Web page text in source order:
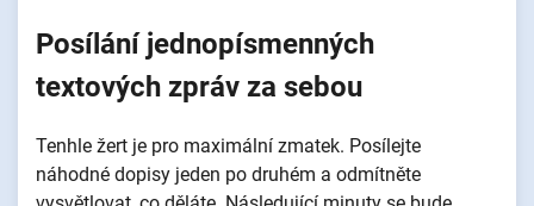
Posílání jednopísmenných
textových zpráv za sebou
Tenhle žert je pro maximální zmatek. Posílejte
náhodné dopisy jeden po druhém a odmítněte